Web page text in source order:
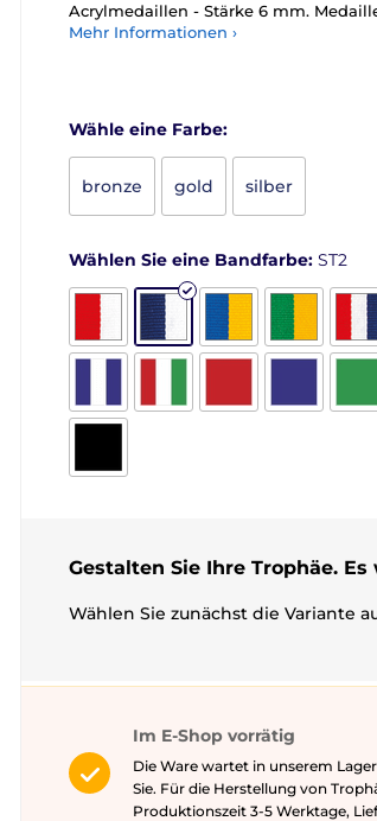
Acrylmedaillen - Stärke 6 mm.
Mehr Informationen ›
Wähle eine Farbe:
bronze gold silber
Wählen Sie eine Bandfarbe: ST2
Gestalten Sie Ihre Trophäe.
Wählen Sie zunächst die Variante
Im E-Shop vorrätig
Die Ware wartet in unserem
Sie. Für die Herstellung von
Produktionszeit 3-5 ​​Werktage,